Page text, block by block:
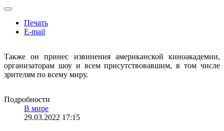
Печать
E-mail
Также он принес извинения американской киноакадемии,
организаторам шоу и всем присутствовавшим, в том числе
зрителям по всему миру.
Подробности
В мире
29.03.2022 17:15